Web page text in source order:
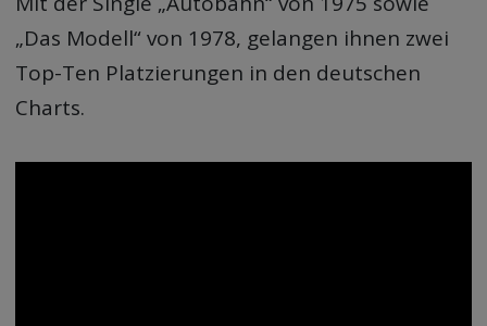
„Das Modell“ von 1978, gelangen ihnen zwei
Top-Ten Platzierungen in den deutschen
Charts.